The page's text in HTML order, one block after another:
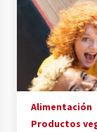
Alimentación
Productos